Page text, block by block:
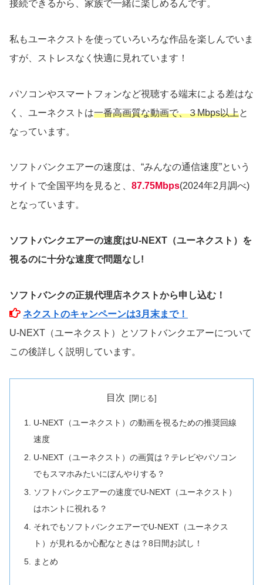
接続できるから、家族で一緒に楽しめるんです。
私もユーネクストを使っていろいろな作品を楽しんでいま
すが、ストレスなく快適に見れています！
パソコンやスマートフォンなど視聴する端末による差はな
く、ユーネクストは一番高画質な動画で、３Mbps以上と
なっています。
ソフトバンクエアーの速度は、“みんなの通信速度”という
サイトで全国平均を見ると、 87.75Mbps(2024年2月調べ)
となっています。
ソフトバンクエアーの速度はU-NEXT（ユーネクスト）を
視るのに十分な速度で問題なし!
ソフトバンクの正規代理店ネクストから申し込む！
ネクストのキャンペーンは3月末まで！
U-NEXT（ユーネクスト）とソフトバンクエアーについて
この後詳しく説明しています。
目次
U-NEXT（ユーネクスト）の動画を視るための推奨回線
速度
U-NEXT（ユーネクスト）の画質は？テレビやパソコン
でもスマホみたいにぼんやりする？
ソフトバンクエアーの速度でU-NEXT（ユーネクスト）
はホントに視れる？
それでもソフトバンクエアーでU-NEXT（ユーネクス
ト）が見れるか心配なときは？8日間お試し！
まとめ